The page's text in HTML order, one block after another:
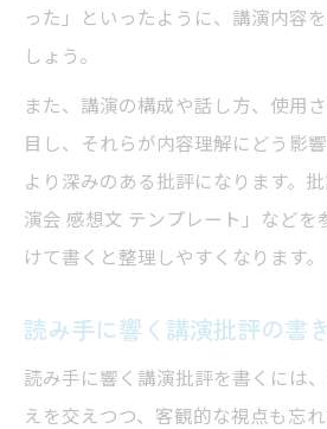
った」といったように、講演内容
しょう。
また、講演の構成や話し方、使用
目し、それらが内容理解にどう影響
より深みのある批評になります。
演会 感想文 テンプレート」などを
けて書くと整理しやすくなります。
読み手に響く講演批評の書
読み手に響く講演批評を書くには
えを交えつつ、客観的な視点も忘